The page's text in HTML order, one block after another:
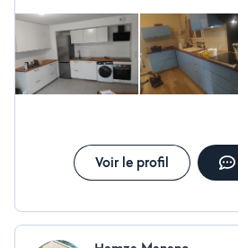
Voir le profil